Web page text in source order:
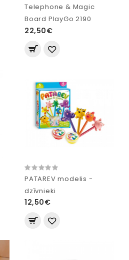
Telephone & Magic
Board PlayGo 2190
22,50€
PATAREV modelis -
dzīvnieki
12,50€